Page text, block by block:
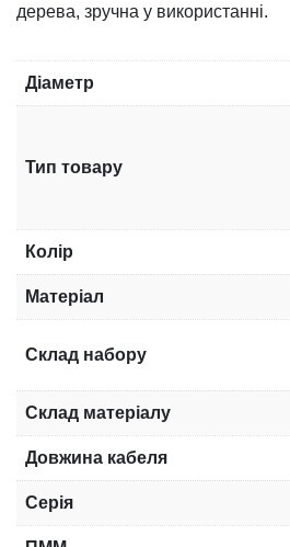
дерева, зручна у використанні.
Діаметр
Тип товару
Колір
Матеріал
Склад набору
Склад матеріалу
Довжина кабеля
Серія